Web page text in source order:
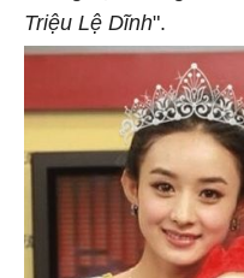
Triệu Lệ Dĩnh".